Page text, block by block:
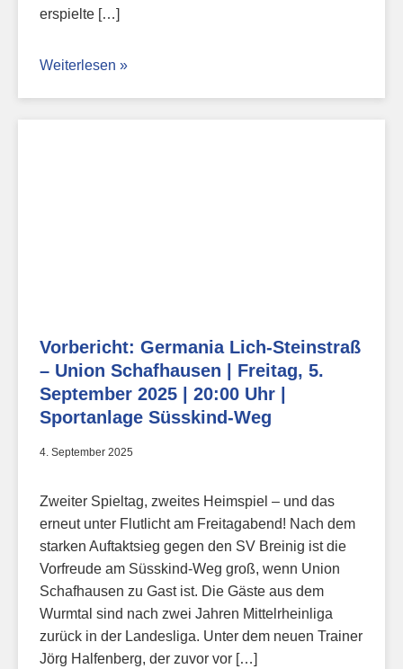
erspielte […]
Weiterlesen »
Vorbericht: Germania Lich-Steinstraß
– Union Schafhausen | Freitag, 5.
September 2025 | 20:00 Uhr |
Sportanlage Süsskind-Weg
4. September 2025
Zweiter Spieltag, zweites Heimspiel – und das
erneut unter Flutlicht am Freitagabend! Nach dem
starken Auftaktsieg gegen den SV Breinig ist die
Vorfreude am Süsskind-Weg groß, wenn Union
Schafhausen zu Gast ist. Die Gäste aus dem
Wurmtal sind nach zwei Jahren Mittelrheinliga
zurück in der Landesliga. Unter dem neuen Trainer
Jörg Halfenberg, der zuvor vor […]